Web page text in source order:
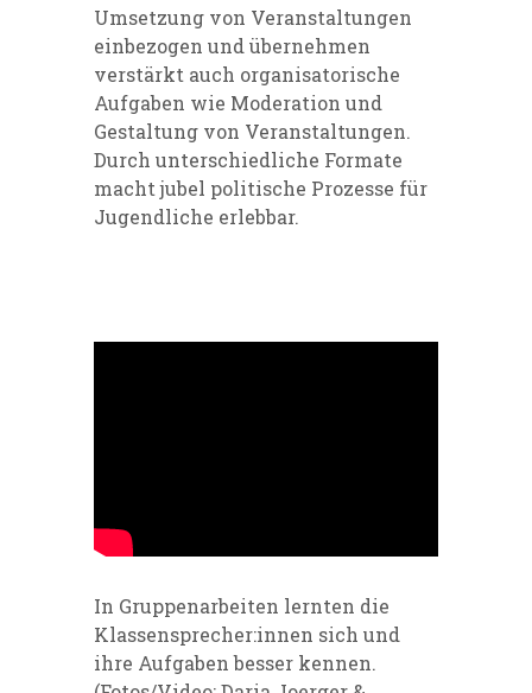
Umsetzung von Veranstaltungen
einbezogen und übernehmen
verstärkt auch organisatorische
Aufgaben wie Moderation und
Gestaltung von Veranstaltungen.
Durch unterschiedliche Formate
macht jubel politische Prozesse für
Jugendliche erlebbar.
In Gruppenarbeiten lernten die
Klassensprecher:innen sich und
ihre Aufgaben besser kennen.